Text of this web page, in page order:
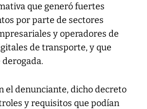
que generó fuertes
por parte de sectores
y operadores de
de transporte, y que
el denunciante, dicho decreto
y requisitos que podían